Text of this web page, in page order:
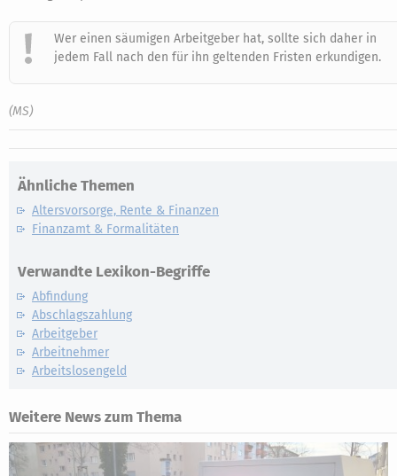
Wer einen säumigen Arbeitgeber hat, sollte sich daher in
jedem Fall nach den für ihn geltenden Fristen erkundigen.
(MS)
Ähnliche Themen
Altersvorsorge, Rente & Finanzen
Finanzamt & Formalitäten
Verwandte Lexikon-Begriffe
Abfindung
Abschlagszahlung
Arbeitgeber
Arbeitnehmer
Arbeitslosengeld
Weitere News zum Thema